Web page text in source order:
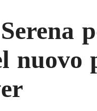
nuovo